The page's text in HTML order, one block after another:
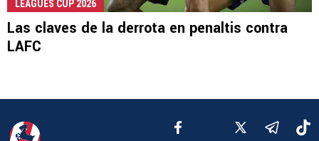
LEAGUES CUP 2026
Las claves de la derrota en penaltis contra
LAFC